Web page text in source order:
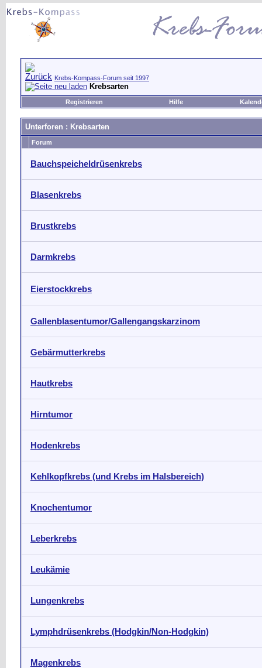
Krebs-Kompass-Forum seit 1997
Krebsarten
Registrieren Hilfe
Unterforen : Krebsarten
Forum
Bauchspeicheldrüsenkrebs
Blasenkrebs
Brustkrebs
Darmkrebs
Eierstockkrebs
Gallenblasentumor/Gallengangskarzinom
Gebärmutterkrebs
Hautkrebs
Hirntumor
Hodenkrebs
Kehlkopfkrebs (und Krebs im Halsbereich)
Knochentumor
Leberkrebs
Leukämie
Lungenkrebs
Lymphdrüsenkrebs (Hodgkin/Non-Hodgkin)
Magenkrebs